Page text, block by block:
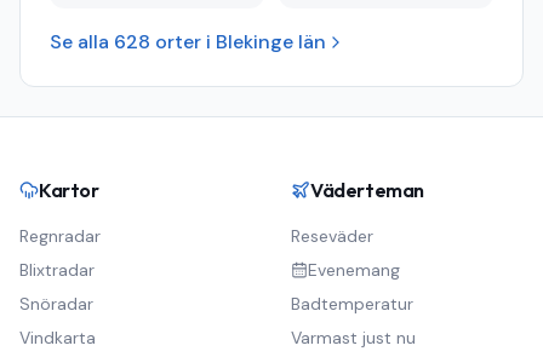
Se alla 628 orter i Blekinge län
Kartor
Regnradar
Blixtradar
Snöradar
Vindkarta
Väderteman
Reseväder
Evenemang
Badtemperatur
Varmast just nu